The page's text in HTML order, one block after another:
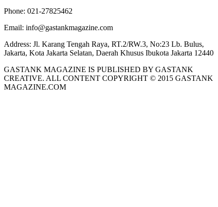
Phone: 021-27825462
Email: info@gastankmagazine.com
Address: Jl. Karang Tengah Raya, RT.2/RW.3, No:23 Lb. Bulus,
Jakarta, Kota Jakarta Selatan, Daerah Khusus Ibukota Jakarta 12440
GASTANK MAGAZINE IS PUBLISHED BY GASTANK
CREATIVE. ALL CONTENT COPYRIGHT © 2015 GASTANK
MAGAZINE.COM